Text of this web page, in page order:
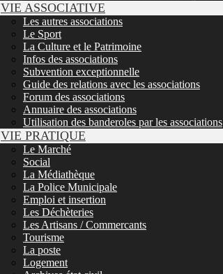
VIE ASSOCIATIVE
Les autres associations
Le Sport
La Culture et le Patrimoine
Infos des associations
Subvention exceptionnelle
Guide des relations avec les associations
Forum des associations
Annuaire des associations
Utilisation des banderoles par les associations
VIE PRATIQUE
Le Marché
Social
La Médiathèque
La Police Municipale
Emploi et insertion
Les Déchèteries
Les Artisans / Commercants
Tourisme
La poste
Logement